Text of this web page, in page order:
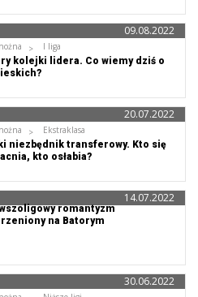
I liga
kolejki lidera. Co wiemy dziś o
09.08.2022
Ekstraklasa
niezbędnik transferowy. Kto się
kto osłabia?
20.07.2022
romantyzm
na Batorym
14.07.2022
30.06.2022